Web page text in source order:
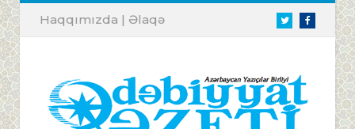
TwitterFacebook
Haqqımızda | Əlaqə